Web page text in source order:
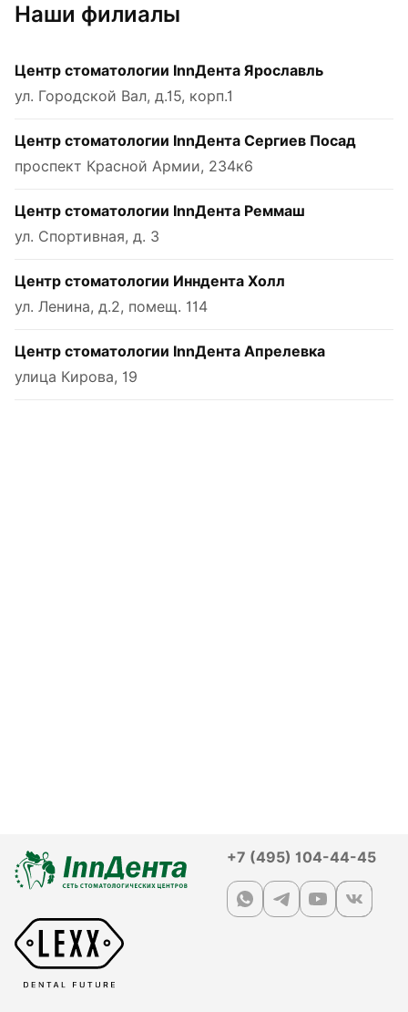
Наши филиалы
Центр стоматологии InnДента Ярославль
ул. Городской Вал, д.15, корп.1
Центр стоматологии InnДента Сергиев Посад
проспект Красной Армии, 234к6
Центр стоматологии InnДента Реммаш
ул. Спортивная, д. 3
Центр стоматологии Инндента Холл
ул. Ленина, д.2, помещ. 114
Центр стоматологии InnДента Апрелевка
улица Кирова, 19
+7 (495) 104-44-45